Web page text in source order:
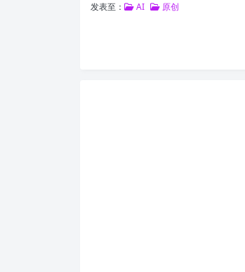
发表至： AI 原创